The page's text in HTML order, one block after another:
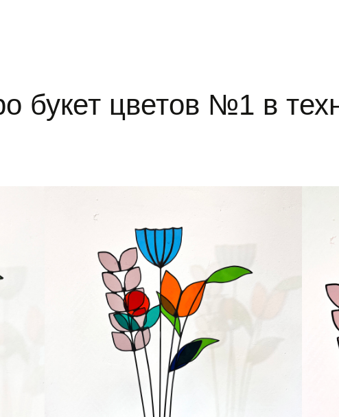
букет цветов №1 в